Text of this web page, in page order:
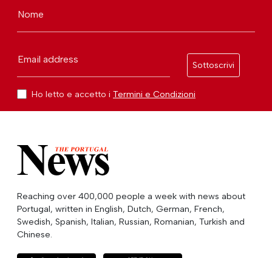
Nome
Email address
Sottoscrivi
Ho letto e accetto i Termini e Condizioni
Reaching over 400,000 people a week with news about
Portugal, written in English, Dutch, German, French,
Swedish, Spanish, Italian, Russian, Romanian, Turkish and
Chinese.